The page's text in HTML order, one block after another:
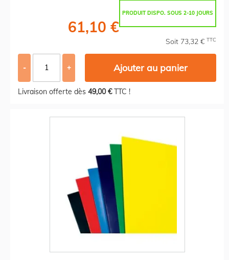
PRODUIT DISPO. SOUS 2-10 JOURS
61,10 €
Soit 73,32 € TTC
- + Ajouter au panier
Livraison offerte dès 49,00 €TTC !